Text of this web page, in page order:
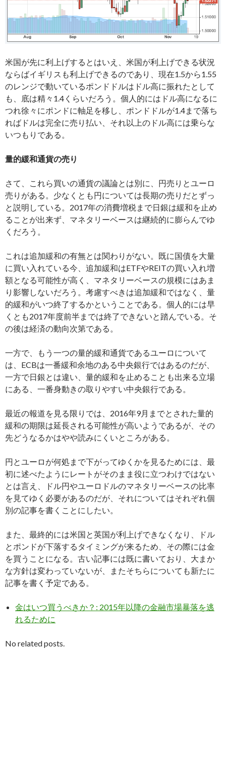
米国が先に利上げするとはいえ、米国が利上げできる状況
ならばイギリスも利上げできるのであり、現在1.5から1.55
のレンジで動いているポンドドルはドル高に振れたとして
も、底は精々1.4くらいだろう。個人的にはドル高になるに
つれ徐々にポンドに軸足を移し、ポンドドルが1.4まで落ち
ればドルは完全に売り払い、それ以上のドル高には乗らな
いつもりである。
量的緩和通貨の売り
さて、これら買いの通貨の議論とは別に、円売りとユーロ
売りがある。少なくとも円については長期の売りだとずっ
と説明している。2017年の消費増税まで日銀は緩和を止め
ることが出来ず、マネタリーベースは継続的に膨らんでゆ
くだろう。
これは追加緩和の有無とは関わりがない。既に国債を大量
に買い入れている今、追加緩和はETFやREITの買い入れ増
額となる可能性が高く、マネタリーベースの規模にはあま
り影響しないだろう。考慮すべきは追加緩和ではなく、量
的緩和がいつ終了するかということである。個人的には早
くとも2017年度前半までは終了できないと踏んでいる。そ
の後は経済の動向次第である。
一方で、もう一つの量的緩和通貨であるユーロについて
は、ECBは一番緩和余地のある中央銀行ではあるのだが、
一方で日銀とは違い、量的緩和を止めることも出来る立場
にある、一番身動きの取りやすい中央銀行である。
最近の報道を見る限りでは、2016年9月までとされた量的
緩和の期限は延長される可能性が高いようであるが、その
先どうなるかはやや読みにくいところがある。
円とユーロが何処まで下がってゆくかを見るためには、最
初に述べたようにレートがそのまま役に立つわけではない
とは言え、ドル円やユーロドルのマネタリーベースの比率
を見てゆく必要があるのだが、それについてはそれぞれ個
別の記事を書くことにしたい。
また、最終的には米国と英国が利上げできなくなり、ドル
とポンドが下落するタイミングが来るため、その際には金
を買うことになる。古い記事には既に書いており、大まか
な方針は変わっていないが、またそちらについても新たに
記事を書く予定である。
金はいつ買うべきか？: 2015年以降の金融市場暴落を逃
れるために
No related posts.